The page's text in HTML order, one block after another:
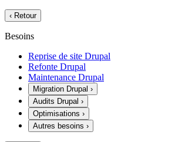
‹ Retour
Besoins
Reprise de site Drupal
Refonte Drupal
Maintenance Drupal
Migration Drupal ›
Audits Drupal ›
Optimisations ›
Autres besoins ›